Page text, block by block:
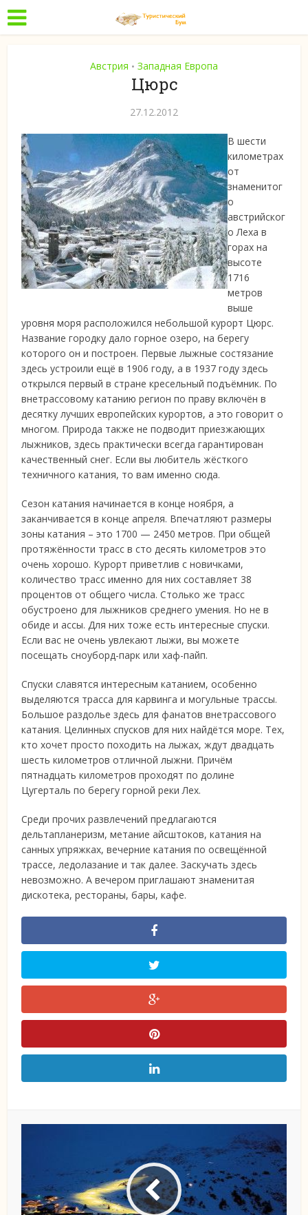
Австрия • Западная Европа
Цюрс
27.12.2012
В шести
километрах
от
знаменитог
о
австрийског
о Леха в
горах на
высоте
1716
метров
выше
уровняморя расположился небольшой курорт Цюрс.
Название городку дало горное озеро, на берегу
которого он и построен. Первые лыжные состязание
здесь устроили ещё в 1906 году, а в 1937 году здесь
открылся первый в стране кресельный подъёмник. По
внетрассовому катанию регион по праву включён в
десятку лучших европейских курортов, а это говорит о
многом. Природа также не подводит приезжающих
лыжников, здесь практически всегда гарантирован
качественный снег. Если вы любитель жёсткого
техничного катания, то вам именно сюда.
Сезон катания начинается в конце ноября, а
заканчивается в конце апреля. Впечатляют размеры
зоны катания – это 1700 — 2450 метров. При общей
протяжённости трасс в сто десять километров это
очень хорошо. Курорт приветлив с новичками,
количество трасс именно для них составляет 38
процентов от общего числа. Столько же трасс
обустроено для лыжников среднего умения. Но не в
обиде и ассы. Для них тоже есть интересные спуски.
Если вас не очень увлекают лыжи, вы можете
посещать сноуборд-парк или хаф-пайп.
Спуски славятся интересным катанием, особенно
выделяются трасса для карвинга и могульные трассы.
Большое раздолье здесь для фанатов внетрассового
катания. Целинных спусков для них найдётся море. Тех,
кто хочет просто походить на лыжах, ждут двадцать
шесть километров отличной лыжни. Причём
пятнадцать километров проходят по долине
Цугерталь по берегу горной реки Лех.
Среди прочих развлечений предлагаются
дельтапланеризм, метание айсштоков, катания на
санных упряжках, вечерние катания по освещённой
трассе, ледолазание и так далее. Заскучать здесь
невозможно. А вечером приглашают знаменитая
дискотека, рестораны, бары, кафе.